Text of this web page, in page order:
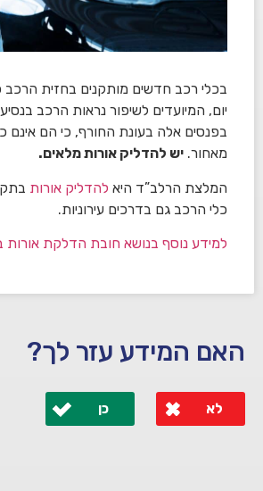
בכלי רכב חדשים מותקנים בחזית הרכב
יום, המיועדים לשיפור נראות הרכב
בפנסים אלה בעונת החורף, כי הם אינם
מאחור. יש להדליק אורות מלאים.
המלצת הרלב”ד היא להדליק אורות
כלי הרכב גם בדרכים עירוניות.
למידע נוסף בנושא חובת הדלקת אורות
האם המידע עזר לך?
לא כן